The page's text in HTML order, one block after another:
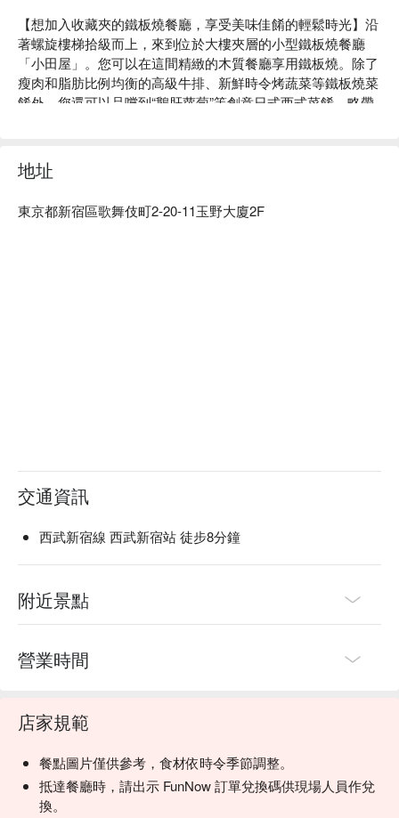
【想加入收藏夾的鐵板燒餐廳，享受美味佳餚的輕鬆時光】沿
著螺旋樓梯拾級而上，來到位於大樓夾層的小型鐵板燒餐廳
「小田屋」。您可以在這間精緻的木質餐廳享用鐵板燒。除了
瘦肉和脂肪比例均衡的高級牛排、新鮮時令烤蔬菜等鐵板燒菜
餚外，您還可以品嚐到“鵝肝蘿蔔”等創意日式西式菜餚、略帶
摘的新鮮蔬菜。何不品嚐美酒，佐以能充分展現時令食材風味
的美味佳餚，度過一段特別的時光？這裡服務周到，氣氛輕鬆
※ 內容由 AI 翻譯而成
地址
東京都新宿區歌舞伎町2-20-11玉野大廈2F
交通資訊
西武新宿線 西武新宿站 徒步8分鐘
附近景點
營業時間
店家規範
餐點圖片僅供參考，食材依時令季節調整。
抵達餐廳時，請出示 FunNow 訂單兌換碼供現場人員作兌
換。